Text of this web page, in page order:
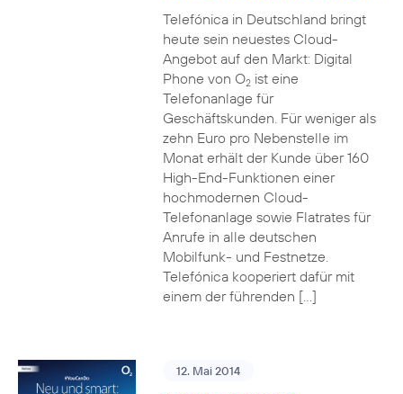
Telefónica in Deutschland bringt
heute sein neuestes Cloud-
Angebot auf den Markt: Digital
Phone von O2ist eine
Telefonanlage für
Geschäftskunden. Für weniger als
zehn Euro pro Nebenstelle im
Monat erhält der Kunde über 160
High-End-Funktionen einer
hochmodernen Cloud-
Telefonanlage sowie Flatrates für
Anrufe in alle deutschen
Mobilfunk- und Festnetze.
Telefónica kooperiert dafür mit
einem der führenden […]
12. Mai 2014